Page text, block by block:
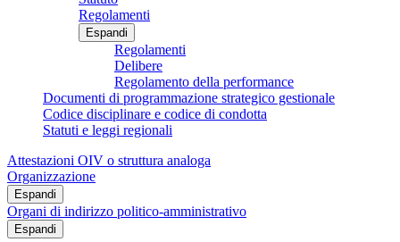
Regolamenti
Espandi
Regolamenti
Delibere
Regolamento della performance
Documenti di programmazione strategico gestionale
Codice disciplinare e codice di condotta
Statuti e leggi regionali
Attestazioni OIV o struttura analoga
Organizzazione
Espandi
Organi di indirizzo politico-amministrativo
Espandi